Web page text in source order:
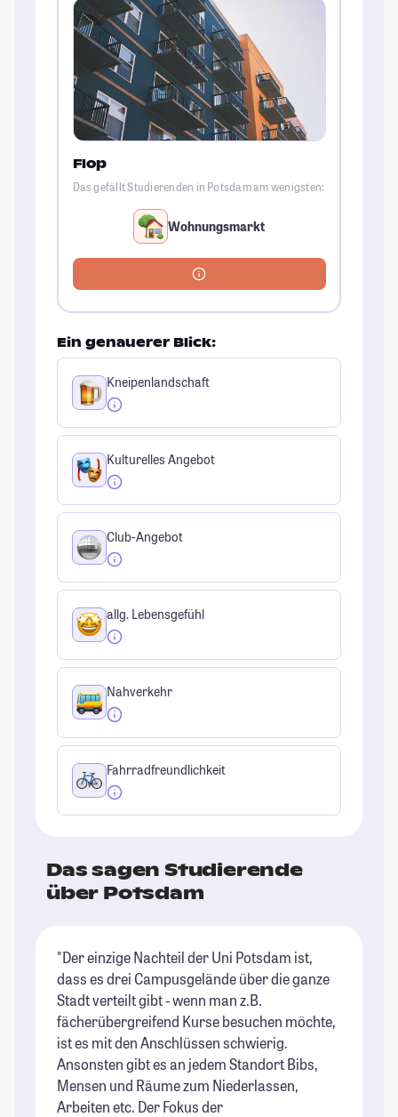
Flop
Das gefällt Studierenden in Potsdam am wenigsten:
Wohnungsmarkt
Ein genauerer Blick:
Kneipenlandschaft
Kulturelles Angebot
Club-Angebot
allg. Lebensgefühl
Nahverkehr
Fahrradfreundlichkeit
Das sagen Studierende
über Potsdam
"Der einzige Nachteil der Uni Potsdam ist,
dass es drei Campusgelände über die ganze
Stadt verteilt gibt - wenn man z.B.
fächerübergreifend Kurse besuchen möchte,
ist es mit den Anschlüssen schwierig.
Ansonsten gibt es an jedem Standort Bibs,
Mensen und Räume zum Niederlassen,
Arbeiten etc. Der Fokus der